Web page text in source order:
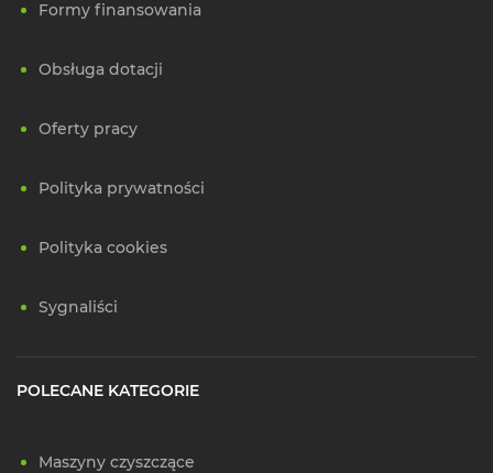
Formy finansowania
Obsługa dotacji
Oferty pracy
Polityka prywatności
Polityka cookies
Sygnaliści
POLECANE KATEGORIE
Maszyny czyszczące